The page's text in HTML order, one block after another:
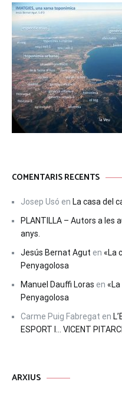
COMENTARIS RECENTS
Josep Usó en La casa del
PLANTILLA – Autors a les
anys.
Jesús Bernat Agut en «La
Penyagolosa
Manuel Dauffi Loras en
Penyagolosa
Carme Puig Fabregat en
ESPORT I… VICENT
ARXIUS